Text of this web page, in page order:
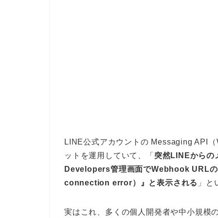
LINE公式アカウントの Messaging API
ットを運用していて、「 突然LINEからの
Developers管理画面でWebhook URL
connection error）』と表示される 」
実はこれ、多くの個人開発者や中小規模